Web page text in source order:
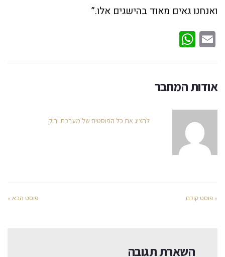
ואנחנו גאים מאוד בהישגים אלו.”
Email
אודות המחבר
להציג את כל הפוסטים של מערכת ירוק
« פוסט קודם פוסט הבא »
השארת תגובה